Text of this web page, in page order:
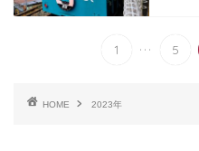
1 ... 5
HOME 2023年